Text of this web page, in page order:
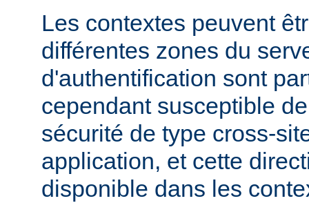
Les contextes peuvent
différentes zones du
d'authentification sont
cependant susceptible
sécurité de type cross-
application, et cette
disponible dans les